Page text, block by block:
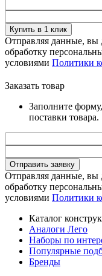
Купить в 1 клик
Отправляя данные, вы
обработку
условиями Политики
Заказать товар
Заполните
поставки товара.
Отправить заявку
Отправляя данные, вы
обработку
условиями Политики
Каталог
Аналоги Лего
Наборы по
Популярные
Бренды